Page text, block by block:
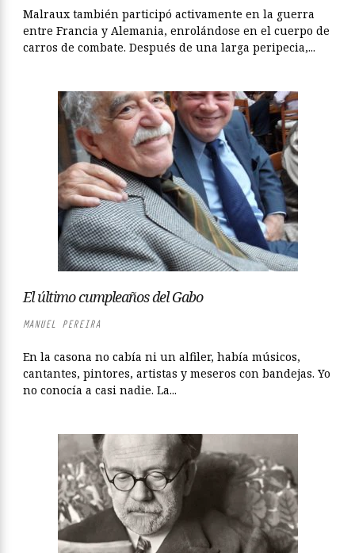
Malraux también participó activamente en la guerra
entre Francia y Alemania, enrolándose en el cuerpo de
carros de combate. Después de una larga peripecia,...
El último cumpleaños del Gabo
MANUEL PEREIRA
En la casona no cabía ni un alfiler, había músicos,
cantantes, pintores, artistas y meseros con bandejas. Yo
no conocía a casi nadie. La...